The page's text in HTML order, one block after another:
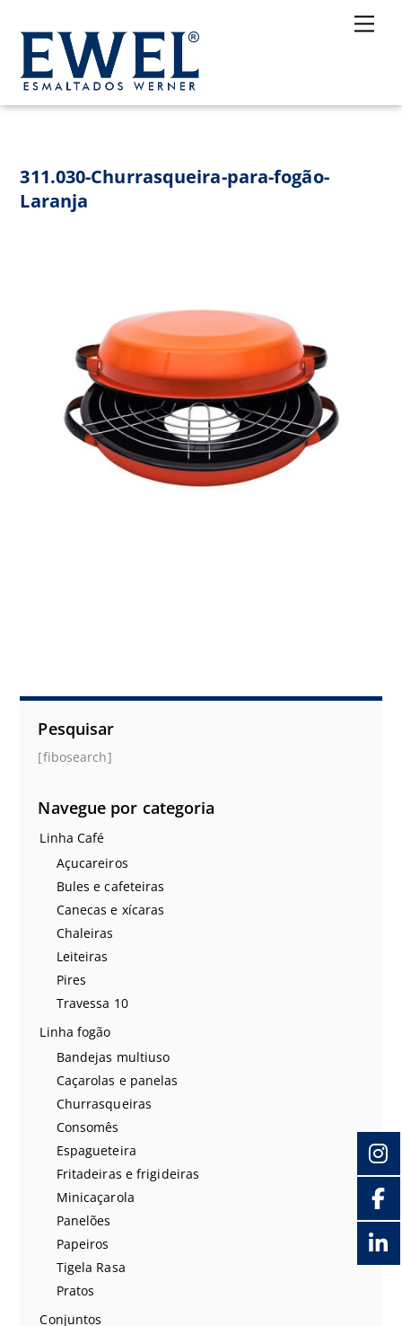
content
311.030-Churrasqueira-para-fogão-
Laranja
Pesquisar
[fibosearch]
Navegue por categoria
Linha Café
Açucareiros
Bules e cafeteiras
Canecas e xícaras
Chaleiras
Leiteiras
Pires
Travessa 10
Linha fogão
Bandejas multiuso
Caçarolas e panelas
Churrasqueiras
Consomês
Espagueteira
Fritadeiras e frigideiras
Minicaçarola
Panelões
Papeiros
Tigela Rasa
Pratos
Conjuntos